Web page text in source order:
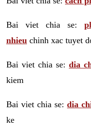
Bai viet chia se:
nhieu chinh xac tuyet
Bai viet chia se: dia
kiem
Bai viet chia se:dia
ke